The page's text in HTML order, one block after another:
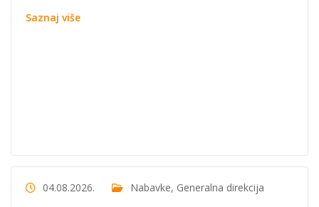
Saznaj više
04.08.2026. Nabavke, Generalna direkcija